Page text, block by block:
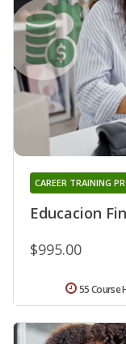
Educacion
CAREER TRAINING
$995.00
55 Course